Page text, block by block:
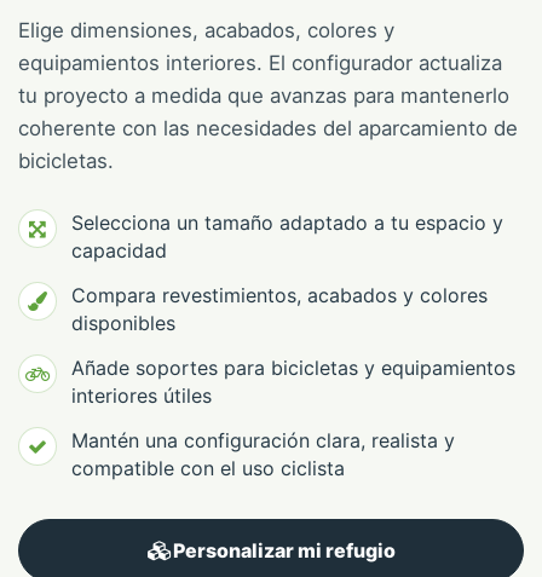
Elige dimensiones, acabados, colores y
equipamientos interiores. El configurador actualiza
tu proyecto a medida que avanzas para mantenerlo
coherente con las necesidades del aparcamiento de
bicicletas.
Selecciona un tamaño adaptado a tu espacio y
capacidad
Compara revestimientos, acabados y colores
disponibles
Añade soportes para bicicletas y equipamientos
interiores útiles
Mantén una configuración clara, realista y
compatible con el uso ciclista
Personalizar mi refugio